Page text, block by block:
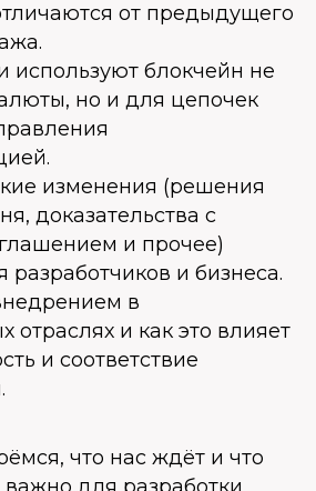
от предыдущего
используют блокчейн не
но и для цепочек
изменения (решения
доказательства с
и прочее)
разработчиков и бизнеса.
в
отраслях и как это влияет
и соответствие
что нас ждёт и что